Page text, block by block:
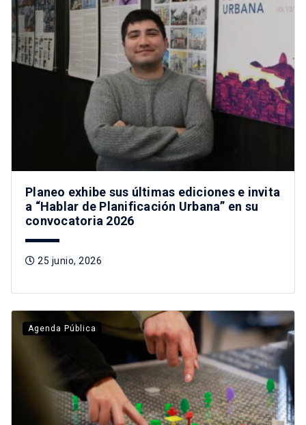
Planeo exhibe sus últimas ediciones e invita
a “Hablar de Planificación Urbana” en su
convocatoria 2026
25 junio, 2026
Agenda Pública